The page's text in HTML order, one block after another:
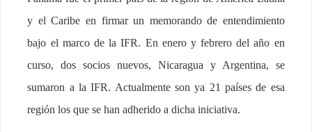
y el Caribe en firmar un memorando de entendimiento
bajo el marco de la IFR. En enero y febrero del año en
curso, dos socios nuevos, Nicaragua y Argentina, se
sumaron a la IFR. Actualmente son ya 21 países de esa
región los que se han adherido a dicha iniciativa.